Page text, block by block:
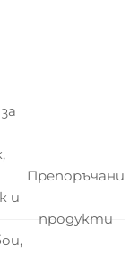
и
Препоръчани
продукти